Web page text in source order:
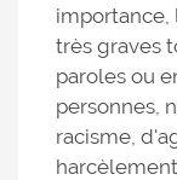
importance,
très graves
paroles ou
personnes,
racisme,